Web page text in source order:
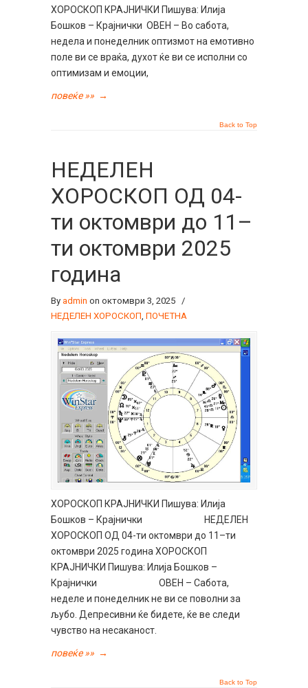
ХОРОСКОП КРАЈНИЧКИ Пишува: Илија
Бошков – Крајнички ОВЕН – Во сабота,
недела и понеделник оптизмот на емотивно
поле ви се враќа, духот ќе ви се исполни со
оптимизам и емоции,
повеќе »» →
Back to Top
НЕДЕЛЕН
ХОРОСКОП ОД 04-
ти октомври до 11–
ти октомври 2025
година
By admin on октомври 3, 2025 /
НЕДЕЛЕН ХОРОСКОП, ПОЧЕТНА
ХОРОСКОП КРАЈНИЧКИ Пишува: Илија
Бошков – Крајнички НЕДЕЛЕН
ХОРОСКОП ОД 04-ти октомври до 11–ти
октомври 2025 година ХОРОСКОП
КРАЈНИЧКИ Пишува: Илија Бошков –
Крајнички ОВЕН – Сабота,
неделе и понеделник не ви се поволни за
љубо. Депресивни ќе бидете, ќе ве следи
чувство на несаканост.
повеќе »» →
Back to Top